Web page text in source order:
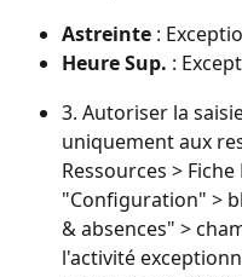
Astreinte :
Heure Sup. :
3. Autoriser la
uniquement aux
Ressources >
"Configuration" >
& absences" >
l'activité